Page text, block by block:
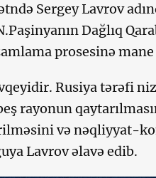
Sergey Lavrov
Dağlıq
prosesinə
Rusiya tərəfi
rayonun
və nəqliyyat-
Lavrov əlavə edib.